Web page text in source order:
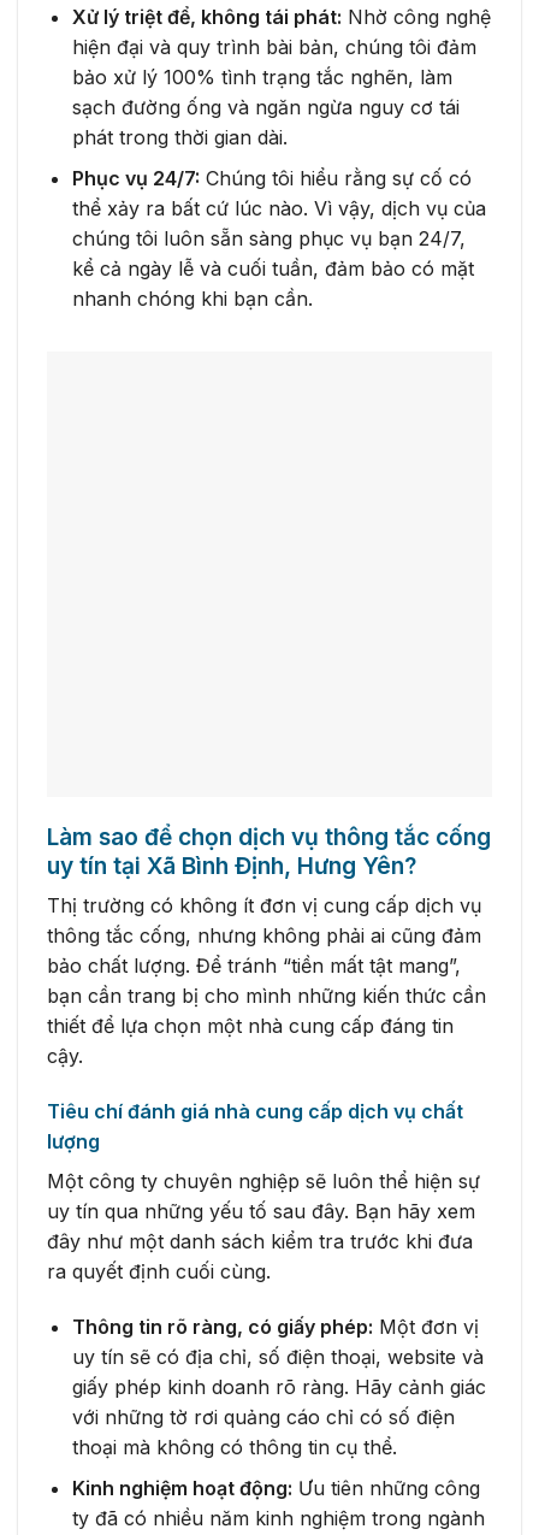
Xử lý triệt để, không tái phát: Nhờ công nghệ
hiện đại và quy trình bài bản, chúng tôi đảm
bảo xử lý 100% tình trạng tắc nghẽn, làm
sạch đường ống và ngăn ngừa nguy cơ tái
phát trong thời gian dài.
Phục vụ 24/7: Chúng tôi hiểu rằng sự cố có
thể xảy ra bất cứ lúc nào. Vì vậy, dịch vụ của
chúng tôi luôn sẵn sàng phục vụ bạn 24/7,
kể cả ngày lễ và cuối tuần, đảm bảo có mặt
nhanh chóng khi bạn cần.
Làm sao để chọn dịch vụ thông tắc cống
uy tín tại Xã Bình Định, Hưng Yên?
Thị trường có không ít đơn vị cung cấp dịch vụ
thông tắc cống, nhưng không phải ai cũng đảm
bảo chất lượng. Để tránh “tiền mất tật mang”,
bạn cần trang bị cho mình những kiến thức cần
thiết để lựa chọn một nhà cung cấp đáng tin
cậy.
Tiêu chí đánh giá nhà cung cấp dịch vụ chất
lượng
Một công ty chuyên nghiệp sẽ luôn thể hiện sự
uy tín qua những yếu tố sau đây. Bạn hãy xem
đây như một danh sách kiểm tra trước khi đưa
ra quyết định cuối cùng.
Thông tin rõ ràng, có giấy phép: Một đơn vị
uy tín sẽ có địa chỉ, số điện thoại, website và
giấy phép kinh doanh rõ ràng. Hãy cảnh giác
với những tờ rơi quảng cáo chỉ có số điện
thoại mà không có thông tin cụ thể.
Kinh nghiệm hoạt động: Ưu tiên những công
ty đã có nhiều năm kinh nghiệm trong ngành